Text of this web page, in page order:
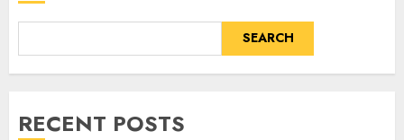
SEARCH
RECENT POSTS